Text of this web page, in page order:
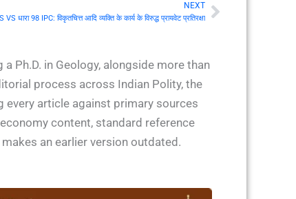
NEXT
VS धारा 98 IPC: विकृतचित्त आदि व्यक्ति के कार्य के विरुद्ध प्रायवेट प्रतिरक्षाNext
Ph.D. in Geology, alongside more than
process across Indian Polity, the
every article against primary sources
content, standard reference
an earlier version outdated.